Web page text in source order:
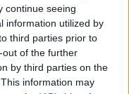
continue seeing
information utilized by
third parties prior to
of the further
by third parties on the
information may